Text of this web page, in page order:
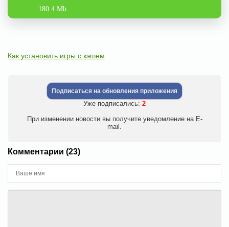
180.4 Mb
Как установить игры с кэшем
Подписаться на обновления приложения
Уже подписались: 2
При изменении новости вы получите уведомление на E-
mail.
Комментарии (23)